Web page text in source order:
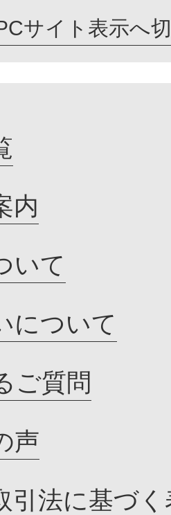
サイト表示へ
内
いて
について
ご質問
声
引法に基づく